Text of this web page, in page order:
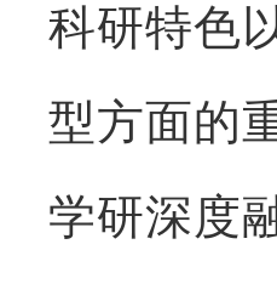
科研特色
型方面的
学研深度